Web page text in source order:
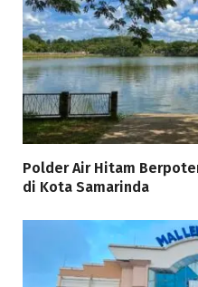
Polder Air Hitam
di Kota Samarinda